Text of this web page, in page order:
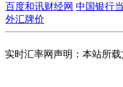
百度和讯财经网 中国银行
外汇牌价
实时汇率网声明：本站所